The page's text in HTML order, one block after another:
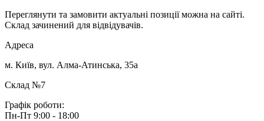
Переглянути та замовити актуальні позиції можна на сайті.
Склад зачинений для відвідувачів.
Адреса
м. Київ, вул. Алма-Атинська, 35а
Склад №7
Графік роботи:
Пн-Пт 9:00 - 18:00